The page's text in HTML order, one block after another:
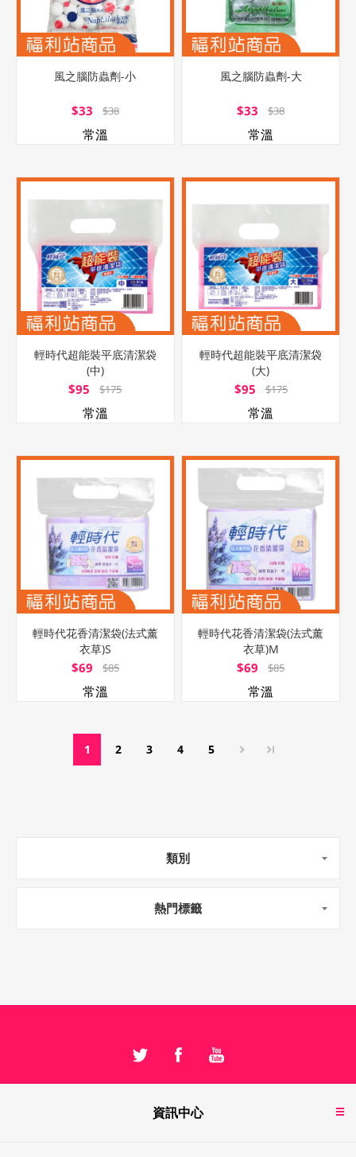
風之腦防蟲劑-小
$33 $38
常溫
風之腦防蟲劑-大
$33 $38
常溫
輕時代超能裝平底清潔袋
(中)
$95 $175
常溫
輕時代超能裝平底清潔袋
(大)
$95 $175
常溫
輕時代花香清潔袋(法式薰
衣草)S
$69 $85
常溫
輕時代花香清潔袋(法式薰
衣草)M
$69 $85
常溫
1 2 3 4 5
類別
熱門標籤
資訊中心